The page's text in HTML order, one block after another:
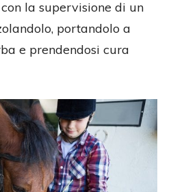
la supervisione di un
portandolo a
e prendendosi cura